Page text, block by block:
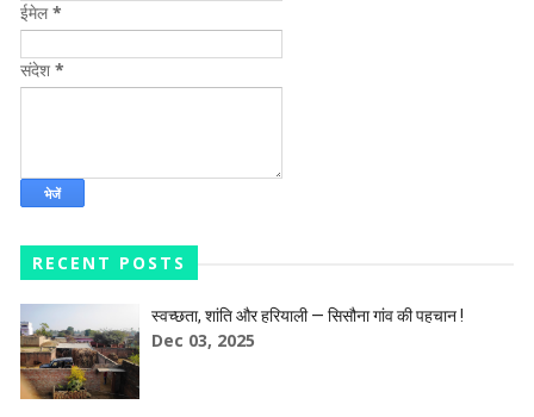
ईमेल*
संदेश *
RECENT POSTS
स्वच्छता, शांति और हरियाली — सिसौना गांव की पहचान !
Dec 03, 2025